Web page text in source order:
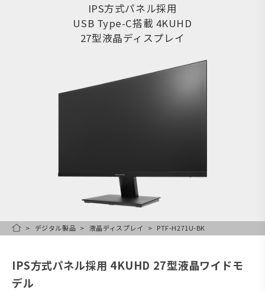
IPS方式パネル採用
USB Type-C搭載 4KUHD
27型液晶ディスプレイ
HOMEデジタル製品 液晶ディスプレイ PTF-H271U-BK
IPS方式パネル採用 4KUHD 27型液晶ワイドモ
デル